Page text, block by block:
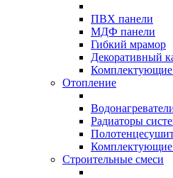
ПВХ панели
МДФ панели
Гибкий мрамор
Декоративный
Комплектующие
Отопление
Радиаторы
Комплектующие
Строительные смеси